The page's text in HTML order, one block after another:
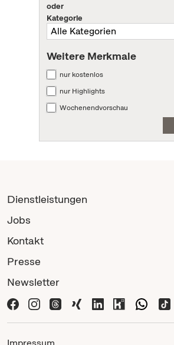
oder
Kategorie
Weitere Merkmale
nur kostenlos
nur Highlights
Wochenendvorschau
Dienstleistungen
Jobs
Kontakt
Presse
Newsletter